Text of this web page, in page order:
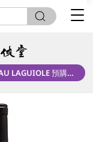
法國百年手工刀具 CHATEAU LAGUIOLE 預購中！